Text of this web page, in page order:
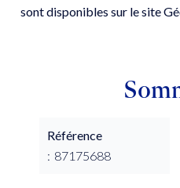
sont disponibles sur le site
Référence
87175688